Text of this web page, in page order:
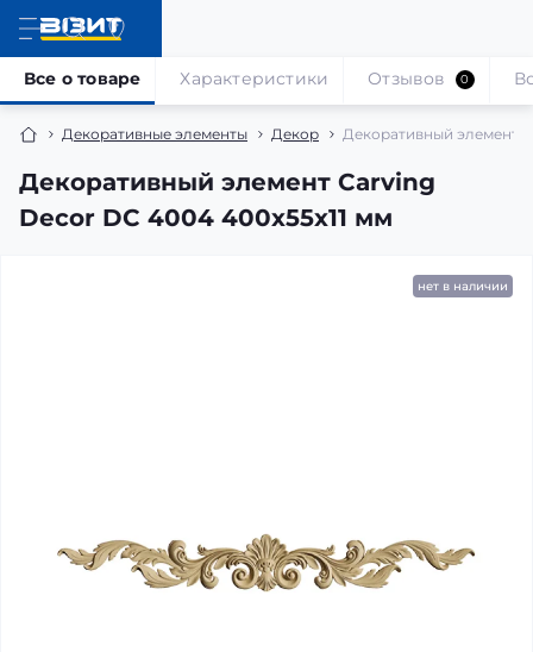
Декоративные элементы Декор Декоративный элемент
Декоративный элемент Carving
Decor DC 4004 400x55x11 мм
Все о товаре Характеристики Отзывов 0
нет в наличии